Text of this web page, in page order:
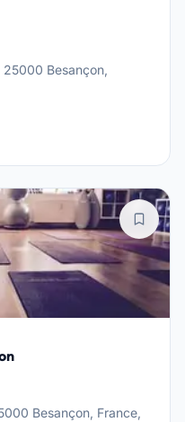
Besançon,
Besançon, France,